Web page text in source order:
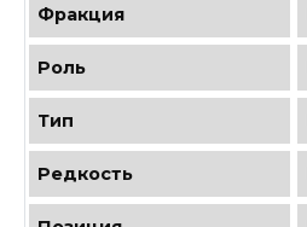
Фракция
Роль
Тип
Редкость